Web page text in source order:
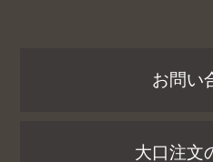
お問い
大口注文